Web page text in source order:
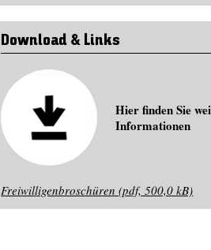
Download & Links
Hier finden Sie
Informationen
Freiwilligenbroschüren (pdf, 500,0 kB)